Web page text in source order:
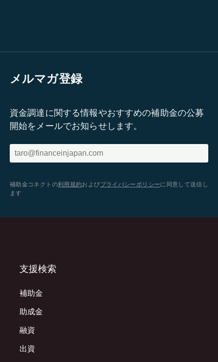
メルマガ登録
資金調達に関する情報やおすすめの補助金の公募
開始をメールでお知らせします。
補助金コネクトの利用規約およびプライバシーポリシーに同意して送信し
ます
支援検索
補助金
助成金
融資
出資